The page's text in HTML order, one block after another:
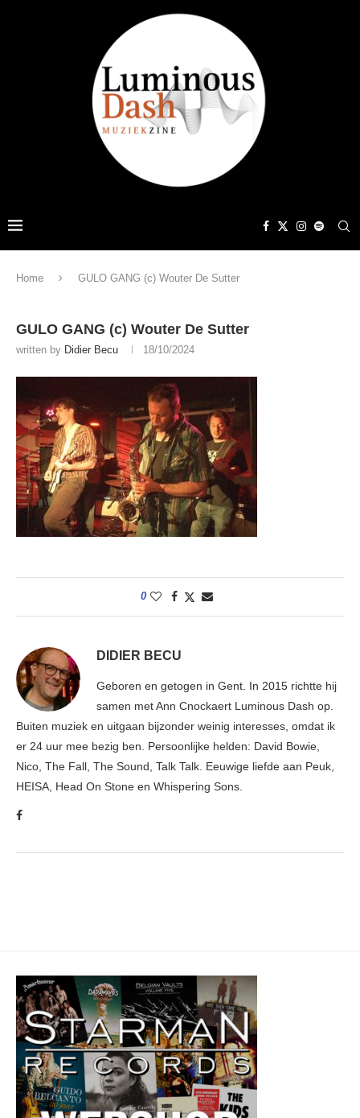
Home GULO GANG (c) Wouter De Sutter
GULO GANG (c) Wouter De Sutter
written by Didier Becu 18/10/2024
0
DIDIER BECU
Geboren en getogen in Gent. In 2015 richtte hij
samen met Ann Cnockaert Luminous Dash op.
Buiten muziek en uitgaan bijzonder weinig interesses, omdat ik
er 24 uur mee bezig ben. Persoonlijke helden: David Bowie,
Nico, The Fall, The Sound, Talk Talk. Eeuwige liefde aan Peuk,
HEISA, Head On Stone en Whispering Sons.